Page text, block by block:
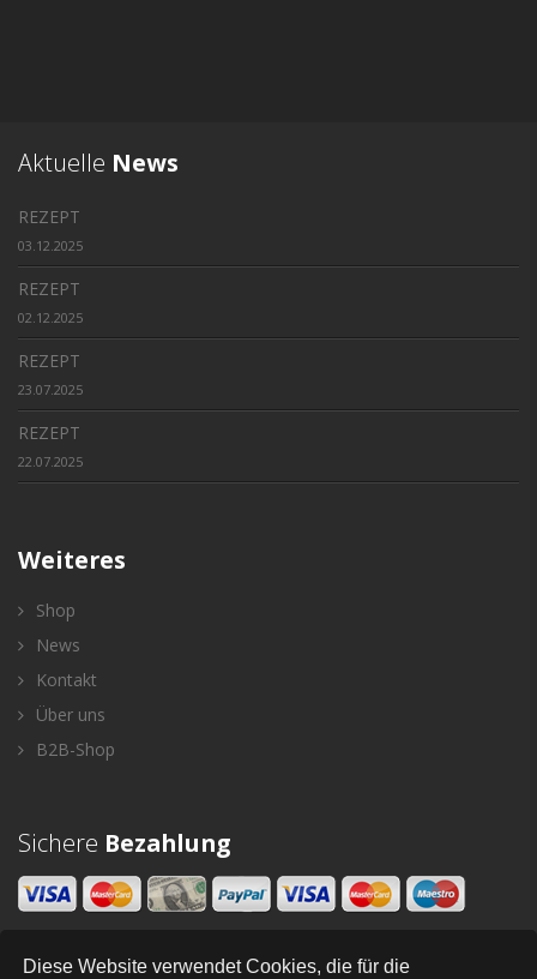
Diese Website verwendet Cookies, die für die
Aktuelle News
REZEPT
03.12.2025
REZEPT
02.12.2025
REZEPT
23.07.2025
REZEPT
22.07.2025
Weiteres
Shop
News
Kontakt
Über uns
B2B-Shop
Sichere Bezahlung